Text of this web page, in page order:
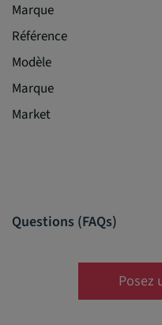
Marque
Référence
Modèle
Marque
Market
Questions (FAQs)
Posez